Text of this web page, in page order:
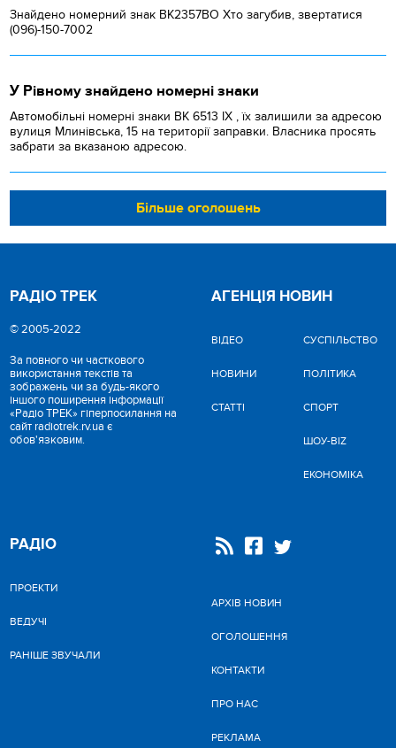
Знайдено номерний знак ВК2357ВО Хто загубив, звертатися
(096)-150-7002
У Рівному знайдено номерні знаки
Автомобільні номерні знаки BK 6513 IX , їх залишили за адресою
вулиця Млинівська, 15 на території заправки. Власника просять
забрати за вказаною адресою.
Більше оголошень
РАДІО ТРЕК
© 2005-2022
За повного чи часткового
використання текстів та
зображень чи за будь-якого
іншого поширення інформації
«Радіо ТРЕК» гіперпосилання на
сайт radiotrek.rv.ua є
обов'язковим.
АГЕНЦІЯ НОВИН
ВІДЕО
НОВИНИ
СТАТТІ
CУСПІЛЬСТВО
ПОЛІТИКА
СПОРТ
ШОУ-BIZ
ЕКОНОМІКА
РАДІО
ПРОЕКТИ
ВЕДУЧІ
РАНІШЕ ЗВУЧАЛИ
АРХІВ НОВИН
ОГОЛОШЕННЯ
КОНТАКТИ
ПРО НАС
РЕКЛАМА